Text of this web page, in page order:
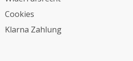
Cookies
Klarna Zahlung